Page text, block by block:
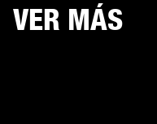
VER MÁS